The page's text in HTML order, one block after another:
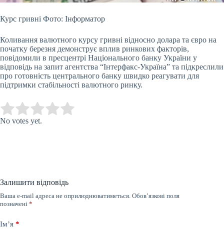
Курс гривні Фото: Інформатор
Коливання валютного курсу гривні відносно долара та євро на
початку березня демонструє вплив ринкових факторів,
повідомили в пресцентрі Національного банку України у
відповідь на запит агентства “Інтерфакс-Україна” та підкреслили
про готовність центрального банку швидко реагувати для
підтримки стабільності валютного ринку.
Rate this item:
No votes yet.
Залишити відповідь
Ваша e-mail адреса не оприлюднюватиметься. Обов’язкові поля
позначені *
Ім’я *